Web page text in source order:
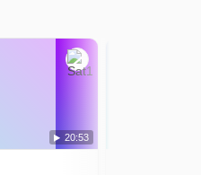
20:53